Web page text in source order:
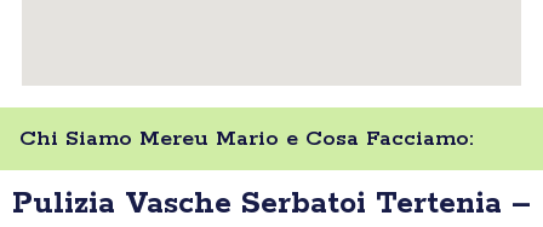
Chi Siamo Mereu Mario e Cosa Facciamo:
Pulizia Vasche Serbatoi Tertenia –